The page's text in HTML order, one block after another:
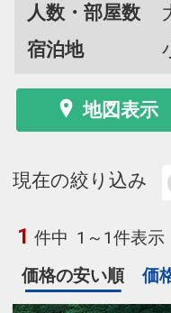
人数・部屋数
宿泊地
地図表示
現在の絞り込み
1 件中 1～1件表示
価格の安い順
価